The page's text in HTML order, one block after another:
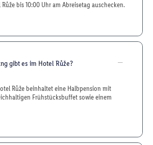
bis 10:00 Uhr am Abreisetag auschecken.
gibt es im Hotel Růže?
Růže beinhaltet eine Halbpension mit
Frühstücksbuffet sowie einem